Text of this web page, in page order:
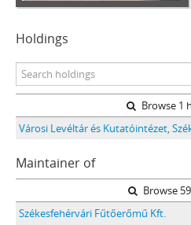
Holdings
Browse 1
Városi Levéltár és Kutatóintézet,
Maintainer of
Browse
Székesfehérvári Fűtőerőmű Kft.